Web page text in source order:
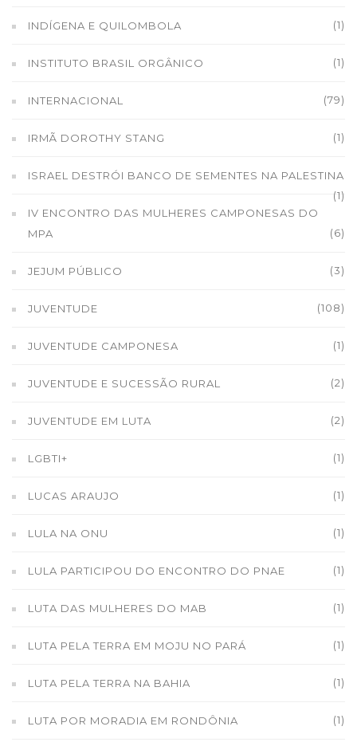
INDÍGENA E QUILOMBOLA (1)
INSTITUTO BRASIL ORGÂNICO (1)
INTERNACIONAL (79)
IRMÃ DOROTHY STANG (1)
ISRAEL DESTRÓI BANCO DE SEMENTES NA PALESTINA
(1)
IV ENCONTRO DAS MULHERES CAMPONESAS DO
MPA
(6)
JEJUM PÚBLICO (3)
JUVENTUDE (108)
JUVENTUDE CAMPONESA (1)
JUVENTUDE E SUCESSÃO RURAL (2)
JUVENTUDE EM LUTA (2)
LGBTI+ (1)
LUCAS ARAUJO (1)
LULA NA ONU (1)
LULA PARTICIPOU DO ENCONTRO DO PNAE (1)
LUTA DAS MULHERES DO MAB (1)
LUTA PELA TERRA EM MOJU NO PARÁ (1)
LUTA PELA TERRA NA BAHIA (1)
LUTA POR MORADIA EM RONDÔNIA (1)